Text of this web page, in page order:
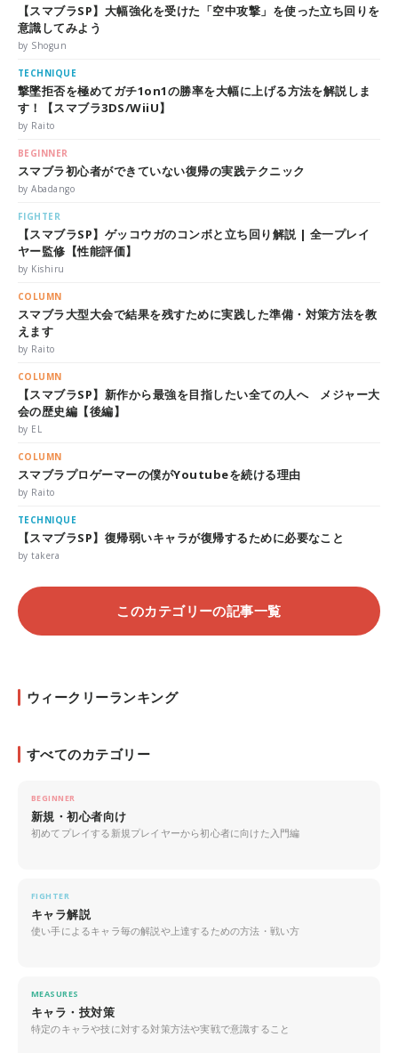
【スマブラSP】大幅強化を受けた「空中攻撃」を使った立ち回りを
意識してみよう
by Shogun
TECHNIQUE
撃墜拒否を極めてガチ1on1の勝率を大幅に上げる方法を解説しま
す！【スマブラ3DS/WiiU】
by Raito
BEGINNER
スマブラ初心者ができていない復帰の実践テクニック
by Abadango
FIGHTER
【スマブラSP】ゲッコウガのコンボと立ち回り解説 | 全一プレイ
ヤー監修【性能評価】
by Kishiru
COLUMN
スマブラ大型大会で結果を残すために実践した準備・対策方法を教
えます
by Raito
COLUMN
【スマブラSP】新作から最強を目指したい全ての人へ メジャー大
会の歴史編【後編】
by EL
COLUMN
スマブラプロゲーマーの僕がYoutubeを続ける理由
by Raito
TECHNIQUE
【スマブラSP】復帰弱いキャラが復帰するために必要なこと
by takera
このカテゴリーの記事一覧
ウィークリーランキング
すべてのカテゴリー
BEGINNER
新規・初心者向け
初めてプレイする新規プレイヤーから初心者に向けた入門編
FIGHTER
キャラ解説
使い手によるキャラ毎の解説や上達するための方法・戦い方
MEASURES
キャラ・技対策
特定のキャラや技に対する対策方法や実戦で意識すること